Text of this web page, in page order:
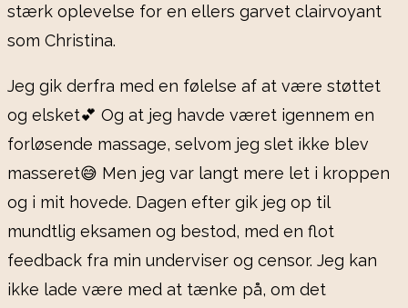
stærk oplevelse for en ellers garvet clairvoyant
som Christina.
Jeg gik derfra med en følelse af at være støttet
og elsket💕 Og at jeg havde været igennem en
forløsende massage, selvom jeg slet ikke blev
masseret😅 Men jeg var langt mere let i kroppen
og i mit hovede. Dagen efter gik jeg op til
mundtlig eksamen og bestod, med en flot
feedback fra min underviser og censor. Jeg kan
ikke lade være med at tænke på, om det